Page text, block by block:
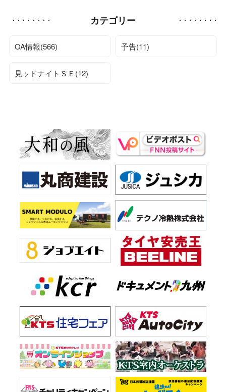
カテゴリー
OA情報(566) 予告(11)
見ッドナイトＳＥ(12)